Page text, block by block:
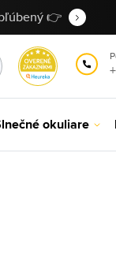
👉
okuliare